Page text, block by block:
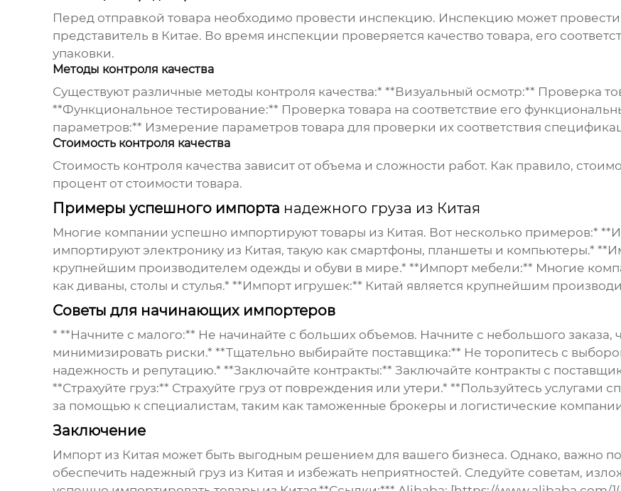
Перед отправкой товара необходимо провести инспекцию. Инспекцию может
представитель в Китае. Во время инспекции проверяется качество товара, его
упаковки.
Методы контроля качества
Существуют различные методы контроля качества:* **Визуальный осмотр:** Проверка
**Функциональное тестирование:** Проверка товара на соответствие его
параметров:** Измерение параметров товара для проверки их соответствия
Стоимость контроля качества
Стоимость контроля качества зависит от объема и сложности работ. Как правило,
процент от стоимости товара.
Примеры успешного импорта надежного груза из Китая
Многие компании успешно импортируют товары из Китая. Вот несколько примеров:*
импортируют электронику из Китая, такую как смартфоны, планшеты и компьютеры.*
крупнейшим производителем одежды и обуви в мире.* **Импорт мебели:** Многие
как диваны, столы и стулья.* **Импорт игрушек:** Китай является крупнейшим
Советы для начинающих импортеров
* **Начните с малого:** Не начинайте с больших объемов. Начните с небольшого заказа,
минимизировать риски.* **Тщательно выбирайте поставщика:** Не торопитесь с
надежность и репутацию.* **Заключайте контракты:** Заключайте контракты с
**Страхуйте груз:** Страхуйте груз от повреждения или утери.* **Пользуйтесь услугами
за помощью к специалистам, таким как таможенные брокеры и логистические
Заключение
Импорт из Китая может быть выгодным решением для вашего бизнеса. Однако, важно
обеспечить надежный груз из Китая и избежать неприятностей. Следуйте советам,